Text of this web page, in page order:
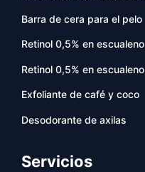
Barra de cera para el pelo
Retinol 0,5% en escualeno
Retinol 0,5% en escualeno
Exfoliante de café y coco
Desodorante de axilas
Servicios